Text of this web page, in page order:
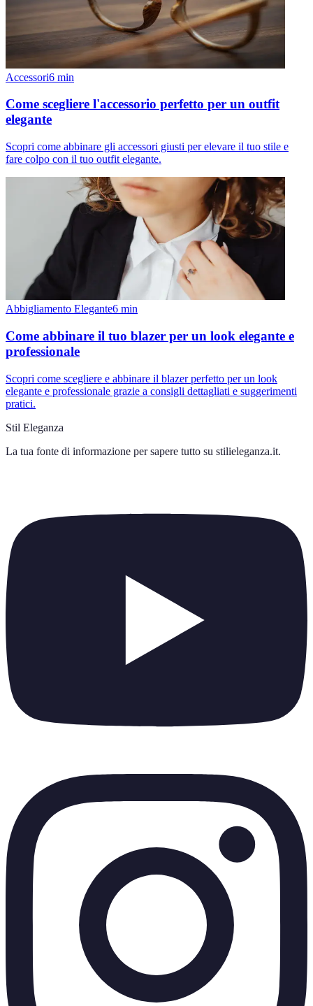
Accessori6 min
Come scegliere l'accessorio perfetto per un outfit
elegante
Scopri come abbinare gli accessori giusti per elevare il tuo stile e
fare colpo con il tuo outfit elegante.
Abbigliamento Elegante6 min
Come abbinare il tuo blazer per un look elegante e
professionale
Scopri come scegliere e abbinare il blazer perfetto per un look
elegante e professionale grazie a consigli dettagliati e suggerimenti
pratici.
Stil Eleganza
La tua fonte di informazione per sapere tutto su stilieleganza.it.